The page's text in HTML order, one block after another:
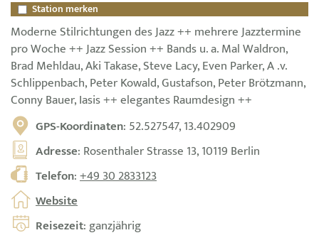
Station merken
Moderne Stilrichtungen des Jazz ++ mehrere Jazztermine
pro Woche ++ Jazz Session ++ Bands u. a. Mal Waldron,
Brad Mehldau, Aki Takase, Steve Lacy, Even Parker, A .v.
Schlippenbach, Peter Kowald, Gustafson, Peter Brötzmann,
Conny Bauer, Iasis ++ elegantes Raumdesign ++
GPS-Koordinaten: 52.527547, 13.402909
Adresse: Rosenthaler Strasse 13, 10119 Berlin
Telefon:+49 30 2833123
Website
Reisezeit: ganzjährig